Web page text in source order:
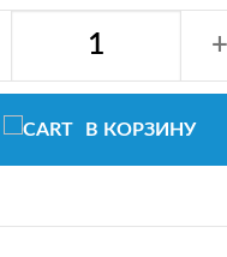
В КОРЗИНУ
+